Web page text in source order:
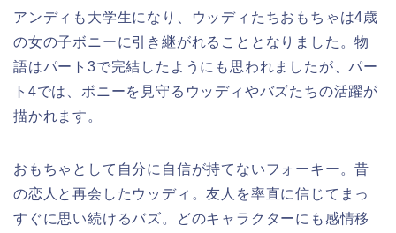
アンディも大学生になり、ウッディたちおもちゃは4歳
の女の子ボニーに引き継がれることとなりました。物
語はパート3で完結したようにも思われましたが、パー
ト4では、ボニーを見守るウッディやバズたちの活躍が
描かれます。
おもちゃとして自分に自信が持てないフォーキー。昔
の恋人と再会したウッディ。友人を率直に信じてまっ
すぐに思い続けるバズ。どのキャラクターにも感情移